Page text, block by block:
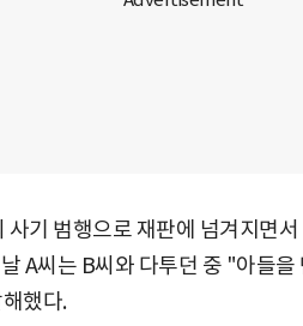
사기 범행으로 재판에 넘겨지면
A씨는 B씨와 다투던 중 "아들
했다.